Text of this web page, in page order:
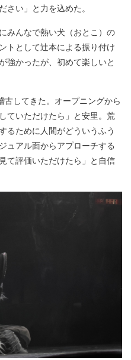
さい」と力を込めた。
みんなで熱い犬（おとこ）の
トとして辻本による振り付け
強かったが、初めて楽しいと
古してきた。オープニングから
ていただけたら」と安里。荒
るために人間がどういうふう
ュアル面からアプローチする
て評価いただけたら」と自信